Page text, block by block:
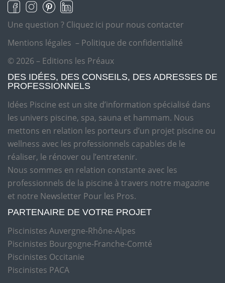
Une question ? Cliquez ici pour nous contacter
Mentions légales – Politique de confidentialité
© 2026 – Editions les Préaux
DES IDÉES, DES CONSEILS, DES ADRESSES DE
PROFESSIONNELS
Idées Piscine est un site d’information spécialisé dans
les univers piscine, spa, sauna et hammam. Nous
mettons en relation les porteurs d’un projet piscine ou
wellness avec les professionnels capables de le
réaliser, le rénover ou l’entretenir.
Nous sommes en relation constante avec les
professionnels de la piscine à travers notre magazine
et notre Newsletter Pour les Pros.
PARTENAIRE DE VOTRE PROJET
Piscinistes Auvergne-Rhône-Alpes
Piscinistes Bourgogne-Franche-Comté
Piscinistes Occitanie
Piscinistes PACA